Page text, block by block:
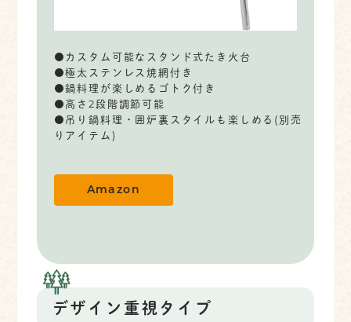
●カスタム可能なスタンド式たき火台
●極太ステンレス焼網付き
●鍋料理が楽しめるゴトク付き
●高さ2段階調節可能
●吊り鍋料理・囲炉裏スタイルも楽しめる(別売
りアイテム)
Amazon
デザイン重視タイプ